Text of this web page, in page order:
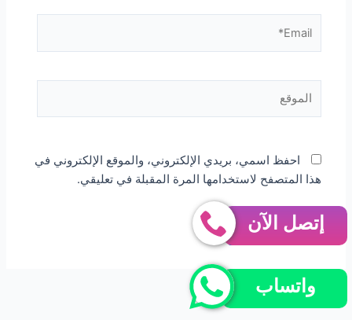
احفظ اسمي، بريدي الإلكتروني، والموقع الإلكتروني في
هذا المتصفح لاستخدامها المرة المقبلة في تعليقي.
إتصل الآن
واتساب